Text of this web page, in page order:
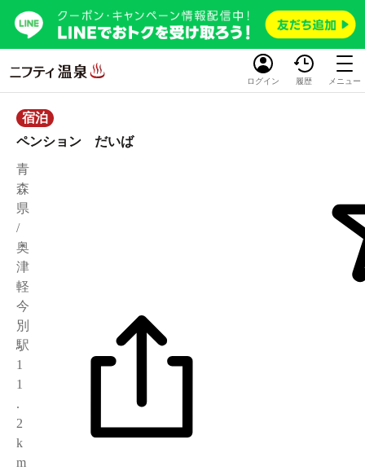
ログイン 履歴 メニュー
宿泊
ペンション だいば
青
森
県
/
奥
津
軽
今
別
駅
1
1
.
2
k
m